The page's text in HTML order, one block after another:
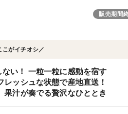
販売期間
こがイチオシ／
い！ 一粒一粒に感動を宿す
ッシュな状態で産地直送！
果汁が奏でる贅沢なひととき